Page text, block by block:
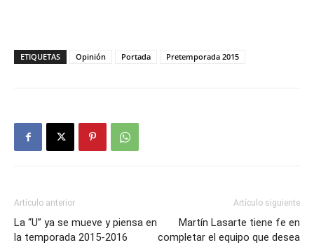
ETIQUETAS Opinión Portada Pretemporada 2015
Artículo anterior
La “U” ya se mueve y piensa en
la temporada 2015-2016
Artículo siguiente
Martín Lasarte tiene fe en
completar el equipo que desea